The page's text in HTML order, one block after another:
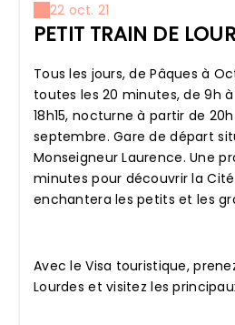
22 oct. 21
PETIT TRAIN DE
Tous les jours, de Pâques à
toutes les 20 minutes, de 9h à
18h15, nocturne à partir de
septembre. Gare de départ
Monseigneur Laurence. Une
minutes pour découvrir la
enchantera les petits et les
Avec le Visa touristique,
Lourdes et visitez les